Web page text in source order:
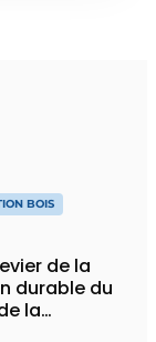
BOIS
de la
durable du
la